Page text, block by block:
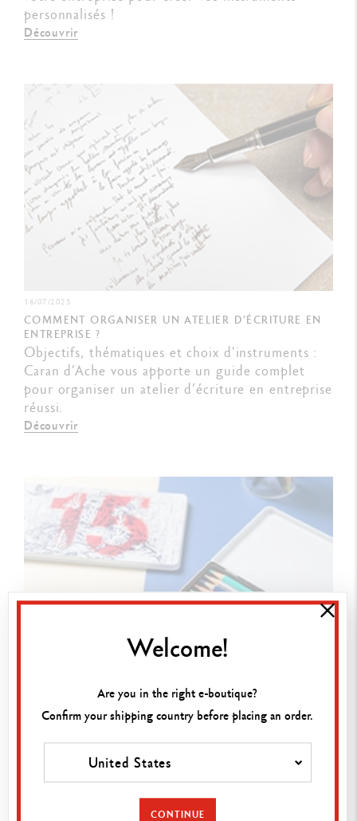
personnalisés !
Découvrir
16/07/2025
COMMENT ORGANISER UN ATELIER D’ÉCRITURE EN
ENTREPRISE ?
Objectifs, thématiques et choix d'instruments :
Caran d’Ache vous apporte un guide complet
pour organiser un atelier d’écriture en entreprise
réussi.
Découvrir
CRÉATIVITÉ EN ENTREPRISE : STIMULER SES ÉQUIPES
GRÂCE AUX COULEURS
Ateliers créatifs, dessin au travail : comment
cultiver la créativité de vos équipes avec des
crayons de couleur en entreprise ?
Welcome!
Are you in the right e-boutique?
Confirm your shipping country before placing an order.
United States
CONTINUE